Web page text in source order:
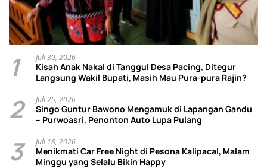
1 Juli 30, 2026
Kisah Anak Nakal di Tanggul Desa Pacing, Ditegur
Langsung Wakil Bupati, Masih Mau Pura-pura Rajin?
2 Juli 25, 2026
Singo Guntur Bawono Mengamuk di Lapangan Gandu
– Purwoasri, Penonton Auto Lupa Pulang
3 Juli 18, 2026
Menikmati Car Free Night di Pesona Kalipacal, Malam
Minggu yang Selalu Bikin Happy